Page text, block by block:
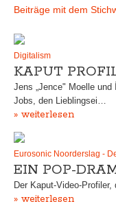
Beiträge mit dem
Digitalism
KAPUT
Jens „Jence" Moelle
Jobs, den Lieblingsei…
» weiterlesen
Eurosonic Noorderslag -
EIN POP-
Der Kaput-Video-
» weiterlesen